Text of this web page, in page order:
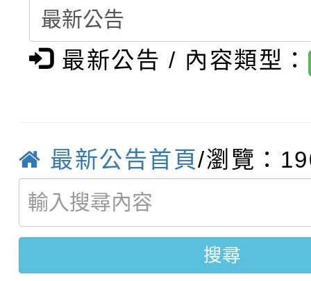
報，惠請貴機關(學校)
宣導。
動辦法」
轉知臺中市政府政風處
城市手牽手，綠能透明
轉知：「115學年度全
學年度第1學期第7次代
結果(第11招)
【甄選結果(第3招)】
學年度第1學期第9次代
結果(第3招)
桃園市家庭教育中心「
程資訊」、「暑期親子
「校園短影音徵選活動
最新公告 / 內容類型：
最新公告首頁/瀏覽：
搜尋